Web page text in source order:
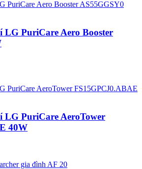
PuriCare Aero Booster
LG PuriCare AeroTower
40W